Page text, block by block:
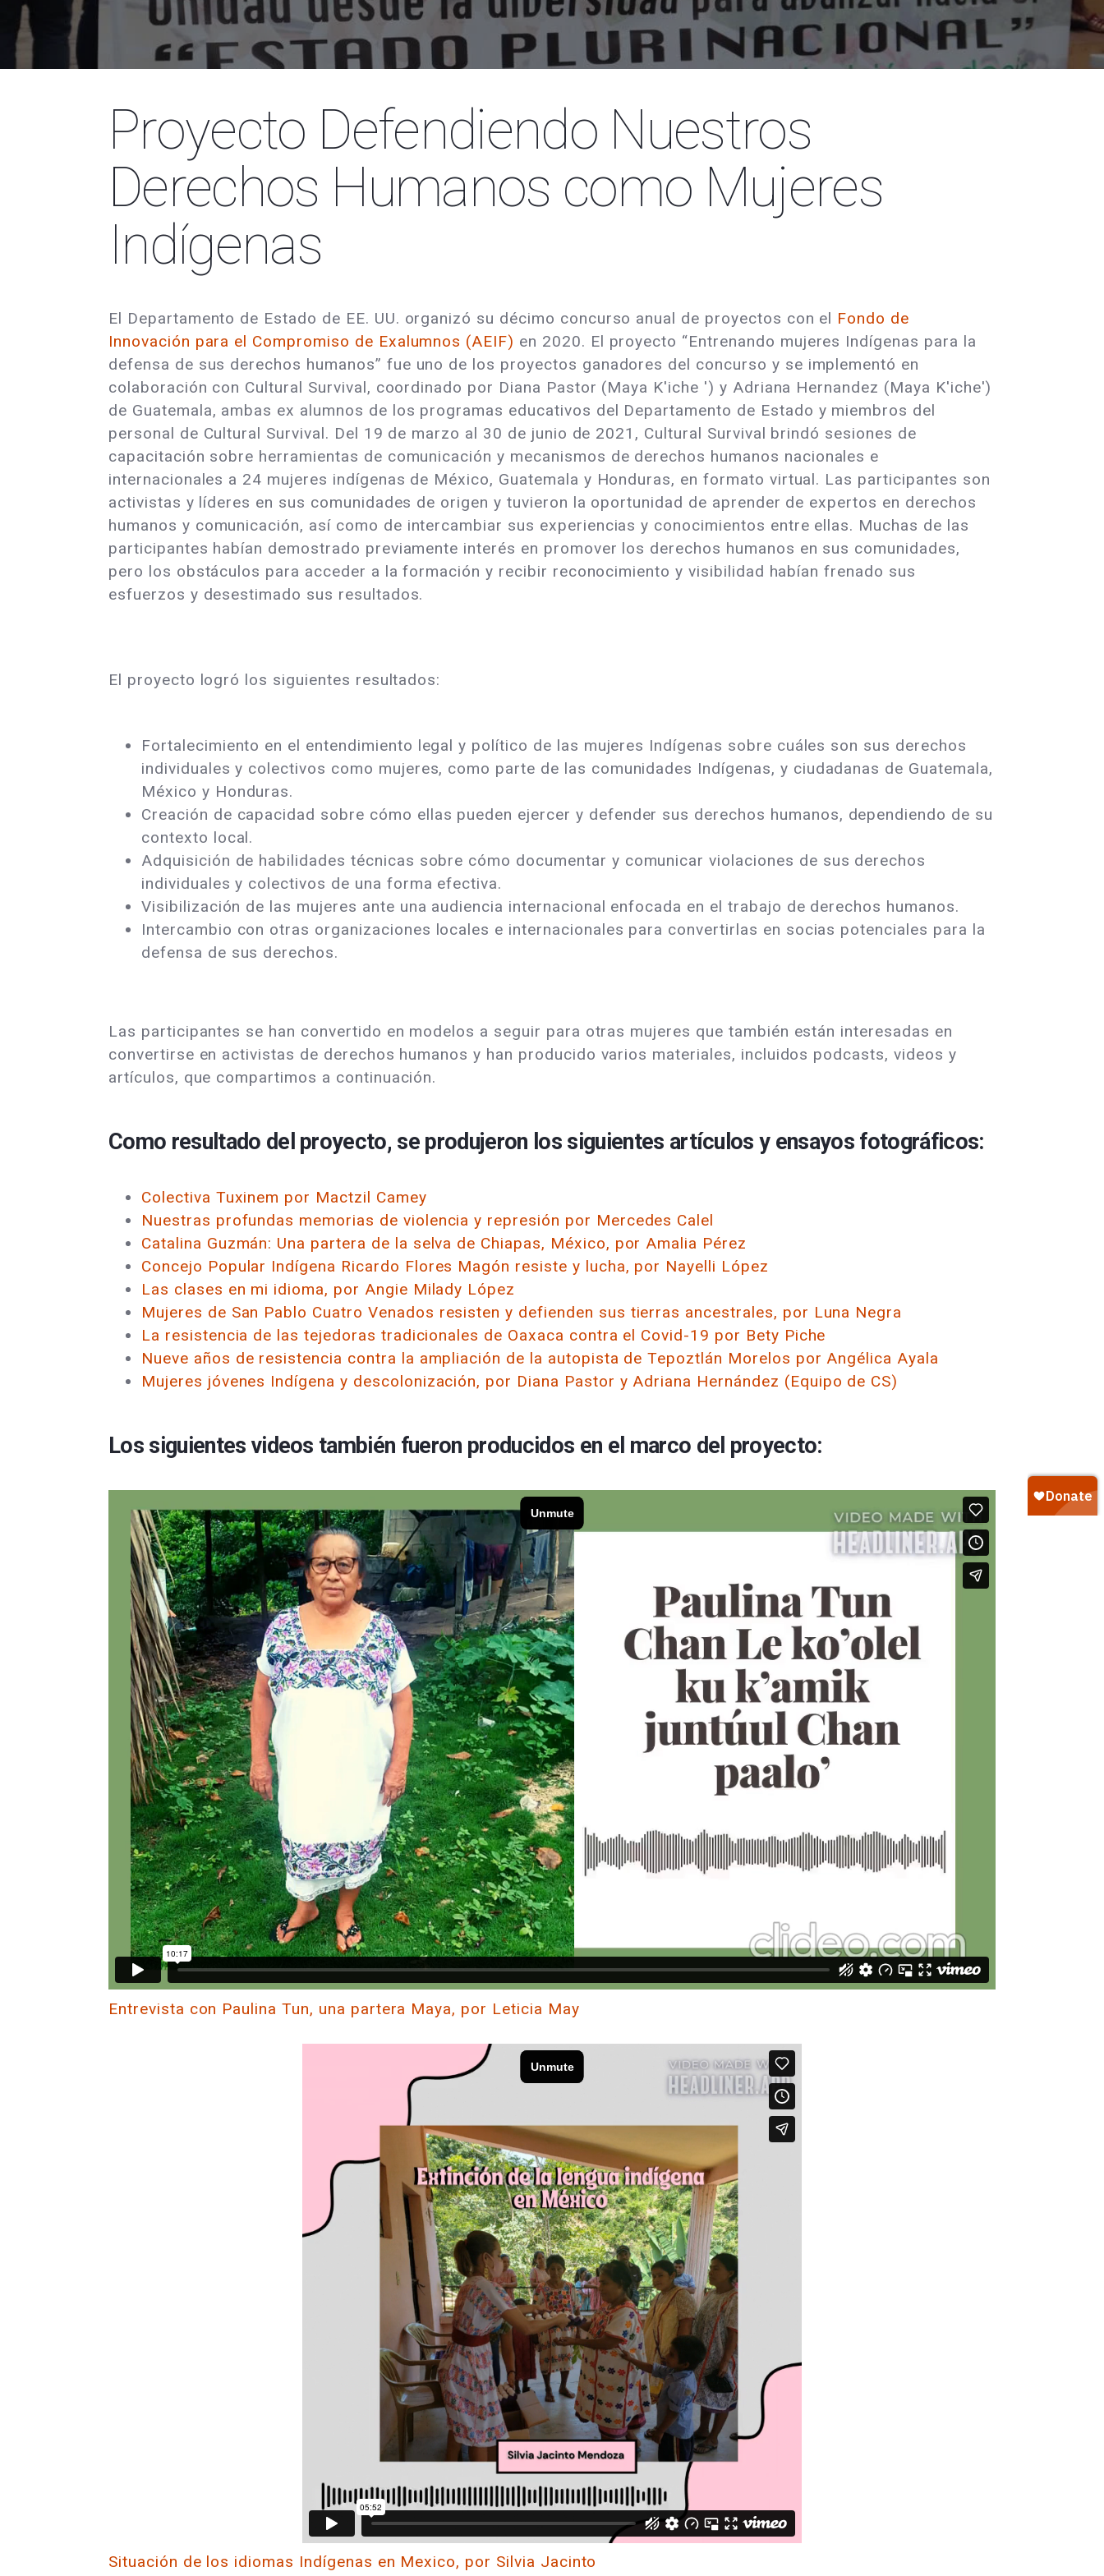
Proyecto Defendiendo Nuestros
Derechos Humanos como Mujeres
Indígenas
El Departamento de Estado de EE. UU. organizó su décimo concurso anual de proyectos con el Fondo de
Innovación para el Compromiso de Exalumnos (AEIF) en 2020. El proyecto “Entrenando mujeres Indígenas para la
defensa de sus derechos humanos” fue uno de los proyectos ganadores del concurso y se implementó en
colaboración con Cultural Survival, coordinado por Diana Pastor (Maya K'iche ') y Adriana Hernandez (Maya K'iche')
de Guatemala, ambas ex alumnos de los programas educativos del Departamento de Estado y miembros del
personal de Cultural Survival. Del 19 de marzo al 30 de junio de 2021, Cultural Survival brindó sesiones de
capacitación sobre herramientas de comunicación y mecanismos de derechos humanos nacionales e
internacionales a 24 mujeres indígenas de México, Guatemala y Honduras, en formato virtual. Las participantes son
activistas y líderes en sus comunidades de origen y tuvieron la oportunidad de aprender de expertos en derechos
humanos y comunicación, así como de intercambiar sus experiencias y conocimientos entre ellas. Muchas de las
participantes habían demostrado previamente interés en promover los derechos humanos en sus comunidades,
pero los obstáculos para acceder a la formación y recibir reconocimiento y visibilidad habían frenado sus
esfuerzos y desestimado sus resultados.
El proyecto logró los siguientes resultados:
Fortalecimiento en el entendimiento legal y político de las mujeres Indígenas sobre cuáles son sus derechos
individuales y colectivos como mujeres, como parte de las comunidades Indígenas, y ciudadanas de Guatemala,
México y Honduras.
Creación de capacidad sobre cómo ellas pueden ejercer y defender sus derechos humanos, dependiendo de su
contexto local.
Adquisición de habilidades técnicas sobre cómo documentar y comunicar violaciones de sus derechos
individuales y colectivos de una forma efectiva.
Visibilización de las mujeres ante una audiencia internacional enfocada en el trabajo de derechos humanos.
Intercambio con otras organizaciones locales e internacionales para convertirlas en socias potenciales para la
defensa de sus derechos.
Las participantes se han convertido en modelos a seguir para otras mujeres que también están interesadas en
convertirse en activistas de derechos humanos y han producido varios materiales, incluidos podcasts, videos y
artículos, que compartimos a continuación.
Como resultado del proyecto, se produjeron los siguientes artículos y ensayos fotográficos:
Colectiva Tuxinem por Mactzil Camey
Nuestras profundas memorias de violencia y represión por Mercedes Calel
Catalina Guzmán: Una partera de la selva de Chiapas, México, por Amalia Pérez
Concejo Popular Indígena Ricardo Flores Magón resiste y lucha, por Nayelli López
Las clases en mi idioma, por Angie Milady López
Mujeres de San Pablo Cuatro Venados resisten y defienden sus tierras ancestrales, por Luna Negra
La resistencia de las tejedoras tradicionales de Oaxaca contra el Covid-19 por Bety Piche
Nueve años de resistencia contra la ampliación de la autopista de Tepoztlán Morelos por Angélica Ayala
Mujeres jóvenes Indígena y descolonización, por Diana Pastor y Adriana Hernández (Equipo de CS)
Los siguientes videos también fueron producidos en el marco del proyecto:
Entrevista con Paulina Tun, una partera Maya, por Leticia May
Situación de los idiomas Indígenas en Mexico, por Silvia Jacinto